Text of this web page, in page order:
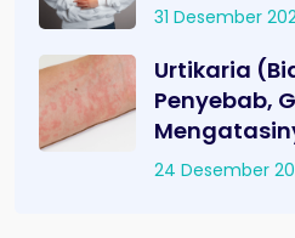
31 Desember
Urtikaria
Penyebab,
24 Desember